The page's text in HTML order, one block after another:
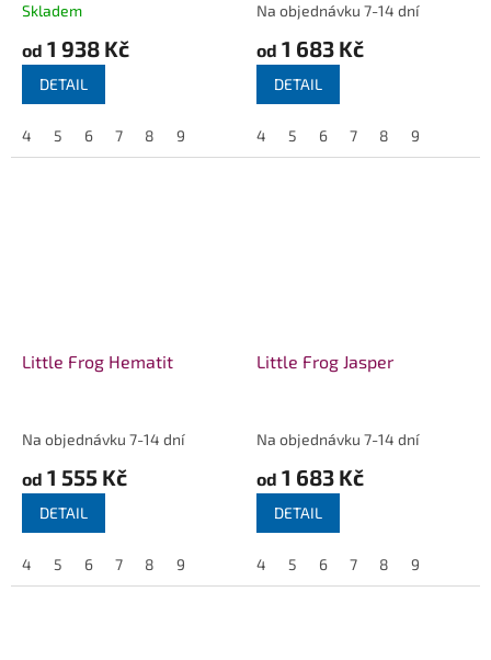
Skladem
od 1 938 Kč
DETAIL
4 5 6 7 8 9
Na objednávku 7-14 dní
od 1 683 Kč
DETAIL
4 5 6 7 8 9
Little Frog Hematit
Na objednávku 7-14 dní
od 1 555 Kč
DETAIL
4 5 6 7 8 9
Little Frog Jasper
Na objednávku 7-14 dní
od 1 683 Kč
DETAIL
4 5 6 7 8 9